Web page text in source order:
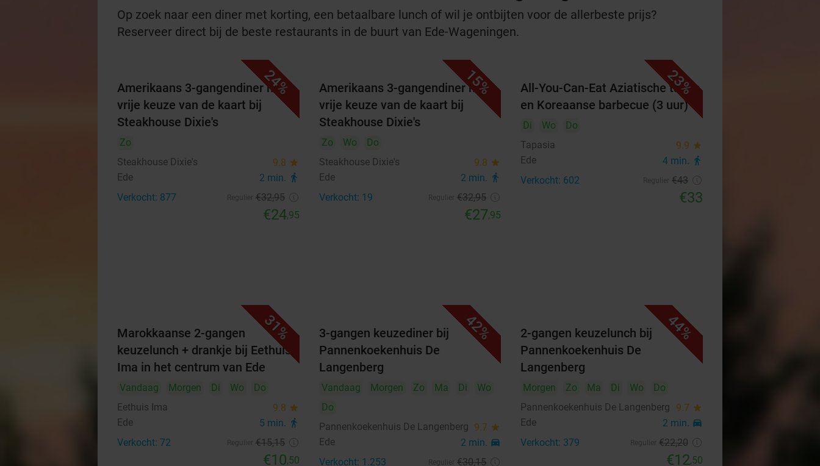
Op zoek naar een diner met korting, een betaalbare lunch of wil je ontbijten voor de allerbeste prijs?
Reserveer direct bij de beste restaurants in de buurt van Ede-Wageningen.
24%
Amerikaans 3-gangendiner met
vrije keuze van de kaart bij
Steakhouse Dixie's
Zo
Steakhouse Dixie's
9.8 star
Ede 2 min. directions_walk
Verkocht: 877 €32,95
€24,95
15%
Amerikaans 3-gangendiner met
vrije keuze van de kaart bij
Steakhouse Dixie's
Zo Wo
Do
Steakhouse Dixie's
9.8 star
Ede 2 min. directions_walk
Verkocht: 19 €32,95
€27,95
23%
All-You-Can-Eat Aziatische tapas
en Koreaanse barbecue (3 uur)
Di Wo
Do
Tapasia
9.9 star
Ede 4 min. directions_walk
Verkocht: 602 €43
€33
31%
Marokkaanse 2-gangen
keuzelunch + drankje bij Eethuis
Ima in het centrum van Ede
Vandaag Morgen Di Wo
Do
Eethuis Ima
9.8 star
Ede 5 min. directions_walk
Verkocht: 72 €15,15
€10,50
42%
3-gangen keuzediner bij
Pannenkoekenhuis De
Langenberg
Vandaag Morgen Zo Ma Di
Wo
Do
Pannenkoekenhuis De Langenberg 9.7 star
Ede 2 min. directions_car
Verkocht: 1.253 €30,15
44%
2-gangen keuzelunch bij
Pannenkoekenhuis De
Langenberg
Morgen Zo Ma Di Wo
Do
Pannenkoekenhuis De Langenberg
9.7 star
Ede 2 min. directions_car
Verkocht: 379 €22,20
€12,50